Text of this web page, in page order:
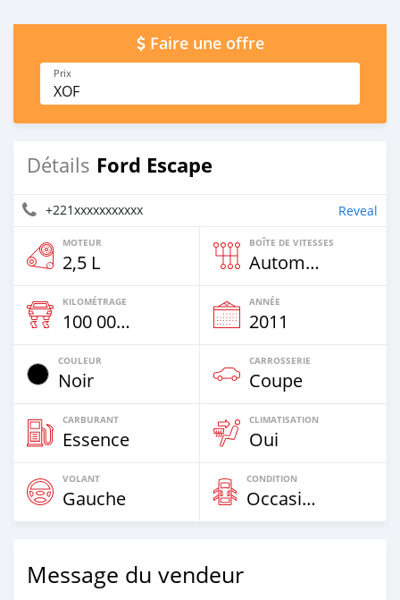
Faire une offre
Prix
XOF
Détails Ford Escape
+221xxxxxxxxxxx Reveal
MOTEUR
2,5 L
BOÎTE DE VITESSES
Automatique
KILOMÉTRAGE
100 000 Km
ANNÉE
2011
COULEUR
Noir
CARROSSERIE
Coupe
CARBURANT
Essence
CLIMATISATION
Oui
VOLANT
Gauche
CONDITION
Occasion
Message du vendeur